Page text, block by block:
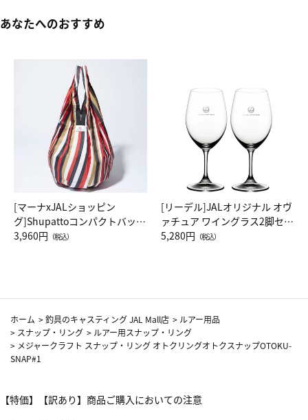
あなたへのおすすめ
[マーナxJALショッピン
グ]Shupattoコンパクトバッグ
Drop JAL客室乗務員（LC）ス
3,960円 （税込）
[リーデル]JALオリジナル オヴ
ァチュア ワイングラス2脚セッ
ト（レッドワイン）
5,280円 （税込）
ホーム >釣具のキャスティング JAL Mall店 > ルアー用品
> スナップ・リング > ルアー用スナップ・リング
> メジャークラフト スナップ・リング オトクリングオトクスナップOTOKU-
SNAP#1
【特価】【訳あり】商品ご購入においての注意